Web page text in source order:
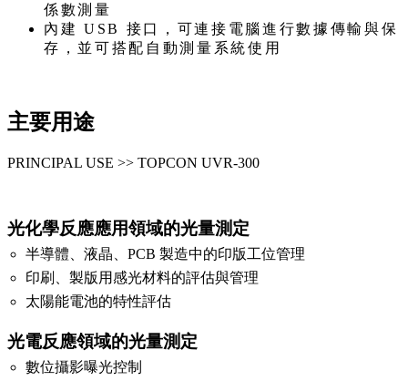
係數測量
內建 USB 接口，可連接電腦進行數據傳輸與保
存，並可搭配自動測量系統使用
主要用途
PRINCIPAL USE >> TOPCON UVR-300
光化學反應應用領域的光量測定
半導體、液晶、PCB 製造中的印版工位管理
印刷、製版用感光材料的評估與管理
太陽能電池的特性評估
光電反應領域的光量測定
數位攝影曝光控制